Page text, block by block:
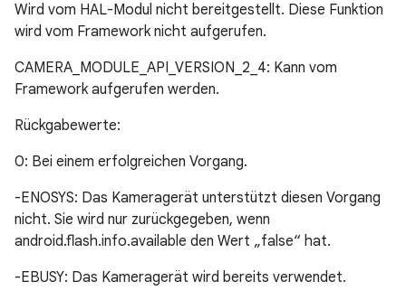
Wird vom HAL-Modul nicht bereitgestellt. Diese Funktion
wird vom Framework nicht aufgerufen.
CAMERA_MODULE_API_VERSION_2_4: Kann vom
Framework aufgerufen werden.
Rückgabewerte:
0: Bei einem erfolgreichen Vorgang.
-ENOSYS: Das Kameragerät unterstützt diesen Vorgang
nicht. Sie wird nur zurückgegeben, wenn
android.flash.info.available den Wert „false“ hat.
-EBUSY: Das Kameragerät wird bereits verwendet.